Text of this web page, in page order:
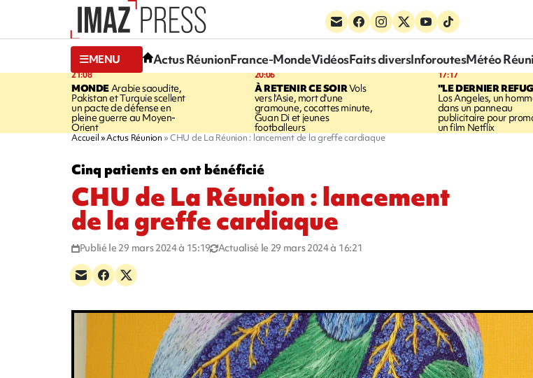
MENU Actus RéunionFrance-MondeVidéosFaits diversInforoutesMétéo
21:08
MONDE Arabie saoudite,
Pakistan et Turquie scellent
un pacte de défense en
pleine guerre au Moyen-
Orient
20:06
À RETENIR CE SOIRVols
vers l'Asie, mort d'une
gramoune, cocottes minute,
Guan Di et jeunes
footballeurs
17:17
"LE DERNIER
Los Angeles, un
dans un panneau
publicitaire pour
un film Netflix
Accueil Actus Réunion CHU de La Réunion : lancement de la greffe cardiaque
Cinq patients en ont bénéficié
CHU de La Réunion : lancement
de la greffe cardiaque
Publié le 29 mars 2024 à 15:19 Actualisé le 29 mars 2024 à 16:21